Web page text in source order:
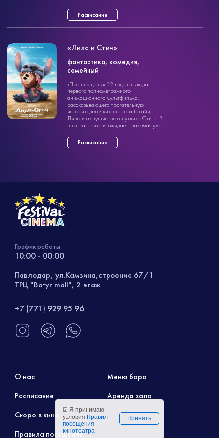
Расписание
фантастика
1ч. 48мин.
6+
«Лило и Стич»
фантастика, комедия,
семейный
«Прошло целых 22 года с выхода
первого полнометражного
анимационного мультфильма,
рассказывающего трогательную
историю девочки с острова Гавайи,
Лило и ее пушистого спутника Стича. В
этот раз зрителя ожидает знакомая уже
Расписание
График работы
10:00 - 00:00
Павлодар, ул.Камзина,строение 67/1
ТРЦ "Batyr mall", 2 этаж
+7 (771) 929 95 96
О нас
Расписание
Скоро в кино
Правила посещения
Меню бара
Аренда зала
☑ Я принимаю
условия Правил
посещения
кинотеатра
Принять